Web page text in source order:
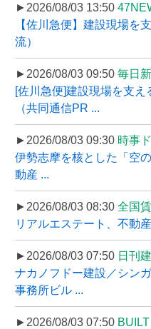
►2026/08/03 13:50
【佐川急便】建設現場を
流）
►2026/08/03 09:50 毎日
[佐川急便]建設現場を支え
（共同通信PR ...
►2026/08/03 09:30 時事
伊勢志摩を核とした「空
動産 ...
►2026/08/03 08:30 全国
リアルエステート、不動
►2026/08/03 07:50 日刊
ナカノフドー建設／シン
事務所ビル ...
►2026/08/03 07:50 BUILT